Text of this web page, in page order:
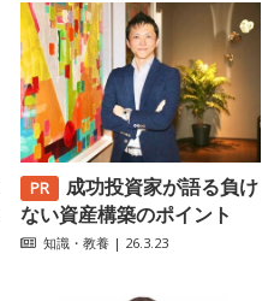
成功投資家が語る負け
ない資産構築のポイント
知識・教養 | 26.3.23